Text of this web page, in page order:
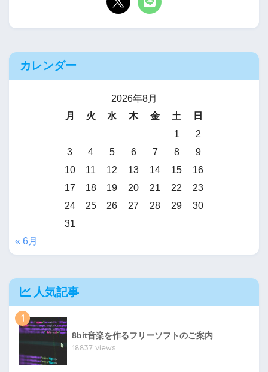
カレンダー
2026年8月
月
火 水 木 金 土
日
1
2
3
4 5 6 7 8
9
10
11 12 13 14 15
16
17
18 19 20 21 22
23
24
25 26 27 28 29
30
31
« 6月
人気記事
1
8bit音楽を作るフリーソフトのご案内
18837 views